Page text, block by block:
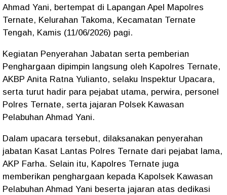
Ahmad Yani, bertempat di Lapangan Apel Mapolres
Ternate, Kelurahan Takoma, Kecamatan Ternate
Tengah, Kamis (11/06/2026) pagi.
Kegiatan Penyerahan Jabatan serta pemberian
Penghargaan dipimpin langsung oleh Kapolres Ternate,
AKBP Anita Ratna Yulianto, selaku Inspektur Upacara,
serta turut hadir para pejabat utama, perwira, personel
Polres Ternate, serta jajaran Polsek Kawasan
Pelabuhan Ahmad Yani.
Dalam upacara tersebut, dilaksanakan penyerahan
jabatan Kasat Lantas Polres Ternate dari pejabat lama,
AKP Farha. Selain itu, Kapolres Ternate juga
memberikan penghargaan kepada Kapolsek Kawasan
Pelabuhan Ahmad Yani beserta jajaran atas dedikasi